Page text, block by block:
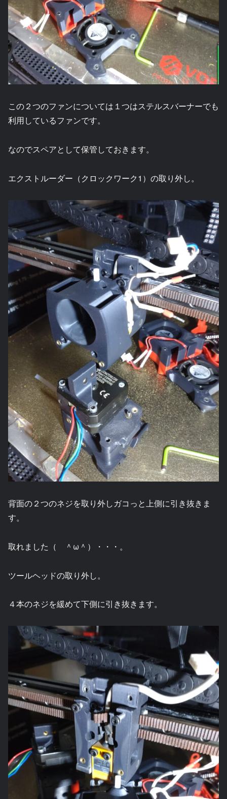
この２つのファンについては１つはステルスバーナーでも
利用しているファンです。
なのでスペアとして保管しておきます。
エクストルーダー（クロックワーク1）の取り外し。
背面の２つのネジを取り外しガコっと上側に引き抜きま
す。
取れました（ ＾ω＾）・・・。
ツールヘッドの取り外し。
４本のネジを緩めて下側に引き抜きます。